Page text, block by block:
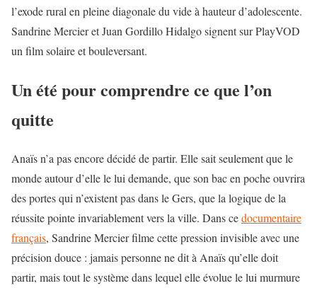
l’exode rural en pleine diagonale du vide à hauteur d’adolescente.
Sandrine Mercier et Juan Gordillo Hidalgo signent sur PlayVOD
un film solaire et bouleversant.
Un été pour comprendre ce que l’on
quitte
Anaïs n’a pas encore décidé de partir. Elle sait seulement que le
monde autour d’elle le lui demande, que son bac en poche ouvrira
des portes qui n’existent pas dans le Gers, que la logique de la
réussite pointe invariablement vers la ville. Dans cedocumentaire
français, Sandrine Mercier filme cette pression invisible avec une
précision douce : jamais personne ne dit à Anaïs qu’elle doit
partir, mais tout le système dans lequel elle évolue le lui murmure